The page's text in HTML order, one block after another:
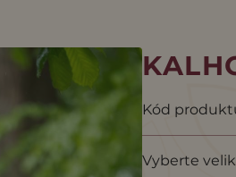
Kód
Vyberte